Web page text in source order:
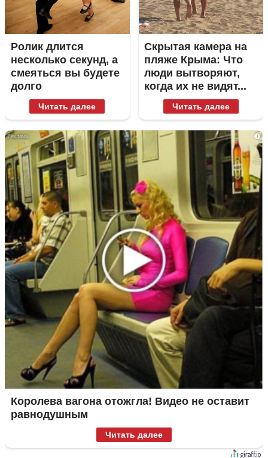
Ролик длится
несколько секунд, а
смеяться вы будете
долго
Читать далее
Скрытая камера на
пляже Крыма: Что
люди вытворяют,
когда их не видят...
Читать далее
i
Королева вагона отожгла! Видео не оставит
равнодушным
Читать далее